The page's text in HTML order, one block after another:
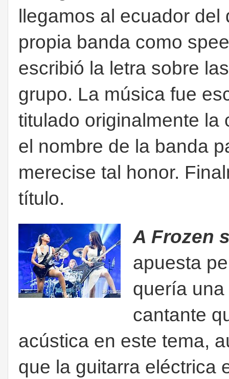
llegamos al ecuador
propia banda como
escribió la letra sobre
grupo. La música fue
titulado originalmente
el nombre de la banda
merecise tal honor.
título.
A Frozen
apuesta
quería una
cantante
acústica en este tema,
que la guitarra eléctrica